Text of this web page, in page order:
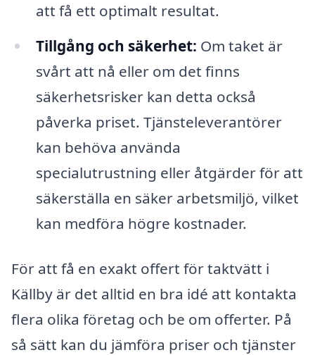
att få ett optimalt resultat.
Tillgång och säkerhet: Om taket är
svårt att nå eller om det finns
säkerhetsrisker kan detta också
påverka priset. Tjänsteleverantörer
kan behöva använda
specialutrustning eller åtgärder för att
säkerställa en säker arbetsmiljö, vilket
kan medföra högre kostnader.
För att få en exakt offert för taktvätt i
Källby är det alltid en bra idé att kontakta
flera olika företag och be om offerter. På
så sätt kan du jämföra priser och tjänster